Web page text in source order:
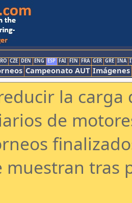
CZE DEN ENG ESP FAI FIN FRA GER GRE INA
Campeonato AUT Imágenes
la
de
muestran tras